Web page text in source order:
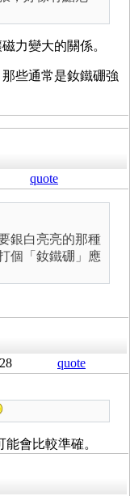
力變大的關係。
些通常是釹鐵硼強
quote
銀白亮亮的那種
個「釹鐵硼」應
quote
會比較準確。